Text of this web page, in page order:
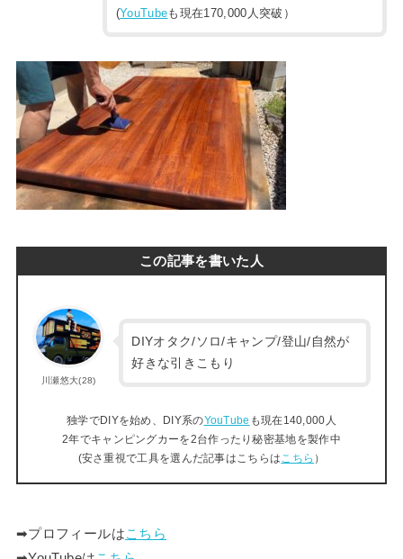
(YouTubeも現在170,000人突破）
この記事を書いた人
川瀬悠大(28)
DIYオタク/ソロ/キャンプ/登山/自然が
好きな引きこもり
独学でDIYを始め、DIY系のYouTube も現在140,000人
2年でキャンピングカーを2台作ったり秘密基地を製作中
(安さ重視で工具を選んだ記事はこちらは こちら ）
➡︎プロフィールはこちら